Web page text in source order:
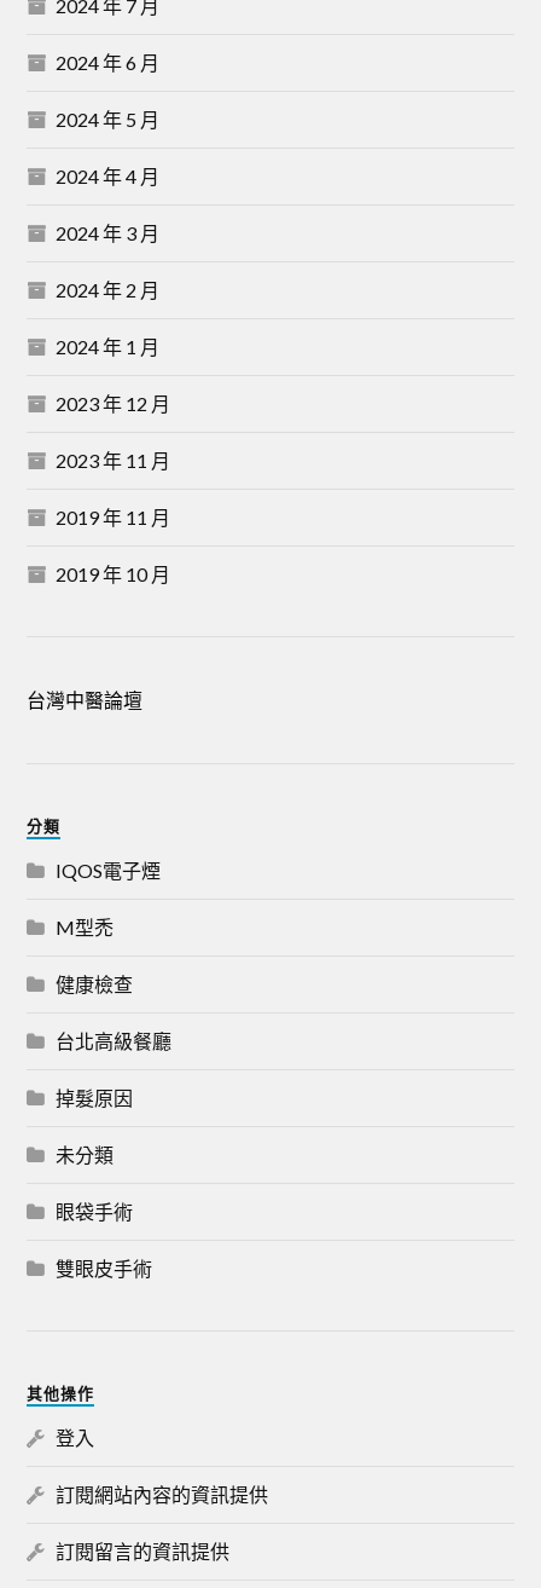
2024 年 7 月
2024 年 6 月
2024 年 5 月
2024 年 4 月
2024 年 3 月
2024 年 2 月
2024 年 1 月
2023 年 12 月
2023 年 11 月
2019 年 11 月
2019 年 10 月
台灣中醫論壇
分類
IQOS電子煙
M型禿
健康檢查
台北高級餐廳
掉髮原因
未分類
眼袋手術
雙眼皮手術
其他操作
登入
訂閱網站內容的資訊提供
訂閱留言的資訊提供